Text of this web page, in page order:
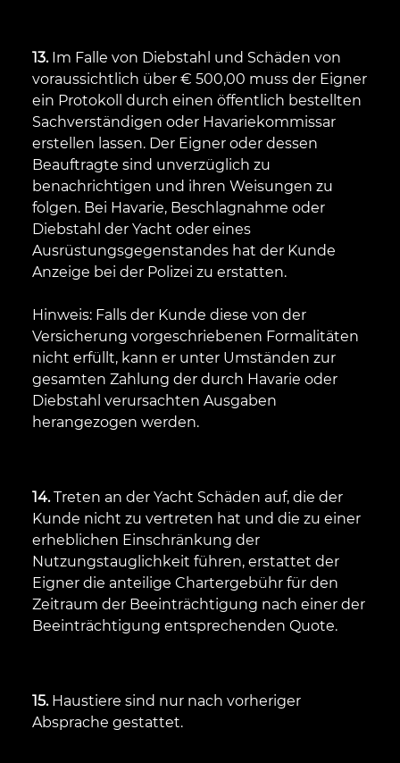
13.Im Falle von Diebstahl und Schäden von
voraussichtlich über € 500,00 muss der Eigner
ein Protokoll durch einen öffentlich bestellten
Sachverständigen oder Havariekommissar
erstellen lassen. Der Eigner oder dessen
Beauftragte sind unverzüglich zu
benachrichtigen und ihren Weisungen zu
folgen. Bei Havarie, Beschlagnahme oder
Diebstahl der Yacht oder eines
Ausrüstungsgegenstandes hat der Kunde
Anzeige bei der Polizei zu erstatten.
Hinweis: Falls der Kunde diese von der
Versicherung vorgeschriebenen Formalitäten
nicht erfüllt, kann er unter Umständen zur
gesamten Zahlung der durch Havarie oder
Diebstahl verursachten Ausgaben
herangezogen werden.
14.Treten an der Yacht Schäden auf, die der
Kunde nicht zu vertreten hat und die zu einer
erheblichen Einschränkung der
Nutzungstauglichkeit führen, erstattet der
Eigner die anteilige Chartergebühr für den
Zeitraum der Beeinträchtigung nach einer der
Beeinträchtigung entsprechenden Quote.
15.Haustiere sind nur nach vorheriger
Absprache gestattet.